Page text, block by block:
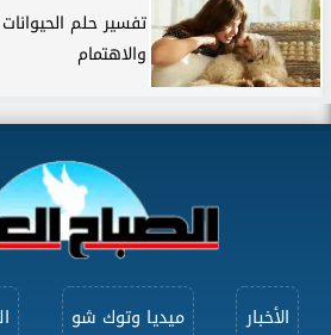
تفسير حلم
والاهتمام
الأخبار ميديا وتوك شو